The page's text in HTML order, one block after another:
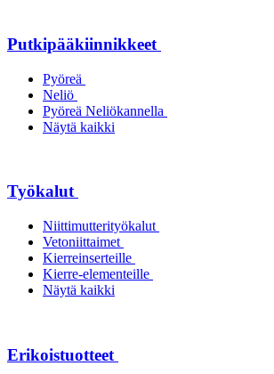
Putkipääkiinnikkeet
Pyöreä
Neliö
Pyöreä Neliökannella
Näytä kaikki
Työkalut
Niittimutterityökalut
Vetoniittaimet
Kierreinserteille
Kierre-elementeille
Näytä kaikki
Erikoistuotteet